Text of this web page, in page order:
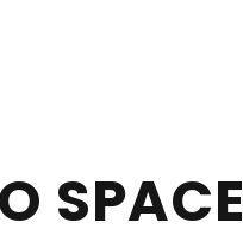
SPACE